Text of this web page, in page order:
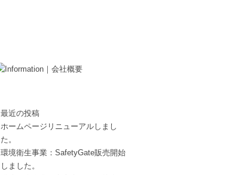
最近の投稿
ホームページリニューアルしまし
た。
環境衛生事業：SafetyGate販売開始
しました。